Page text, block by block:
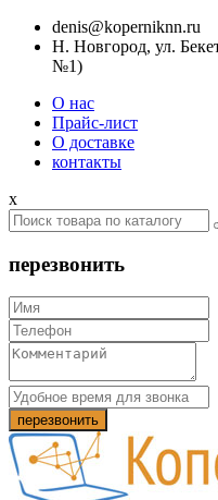
denis@koperniknn.ru
Н. Новгород, ул.
№1)
О нас
Прайс-лист
О доставке
контакты
x
перезвонить